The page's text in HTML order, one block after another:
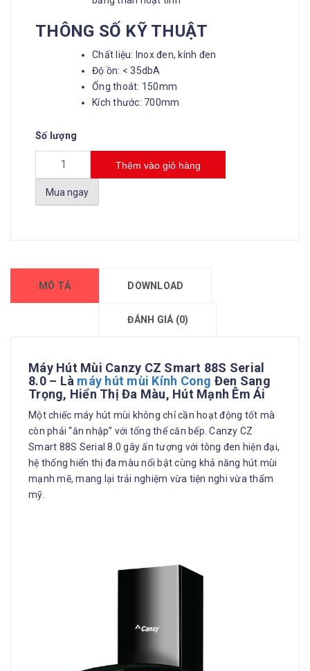
THÔNG SỐ KỸ THUẬT
Chất liệu: Inox đen, kính đen
Độ ồn: < 35dbA
Ống thoát: 150mm
Kích thước: 700mm
Số lượng
Thêm vào giỏ hàng
Mua ngay
MÔ TẢ DOWNLOAD
ĐÁNH GIÁ (0)
Máy Hút Mùi Canzy CZ Smart 88S Serial
8.0 – Là máy hút mùi Kính Cong Đen Sang
Trọng, Hiển Thị Đa Màu, Hút Mạnh Êm Ái
Một chiếc máy hút mùi không chỉ cần hoạt động tốt mà
còn phải “ăn nhập” với tổng thể căn bếp. Canzy CZ
Smart 88S Serial 8.0 gây ấn tượng với tông đen hiện đại,
hệ thống hiển thị đa màu nổi bật cùng khả năng hút mùi
mạnh mẽ, mang lại trải nghiệm vừa tiện nghi vừa thẩm
mỹ.